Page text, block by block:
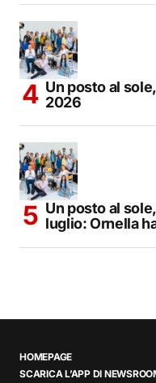
Un posto al
2026
Un posto al
luglio: Ornella
HOMEPAGE
SCARICA L’APP DI